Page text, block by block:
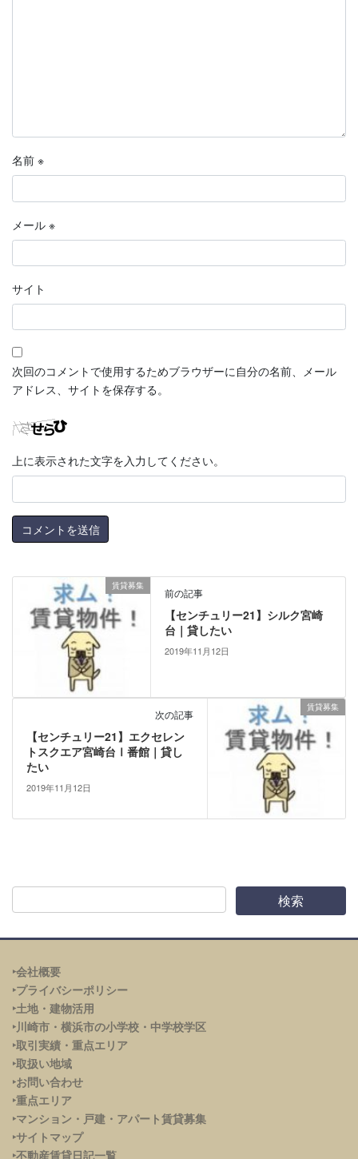
名前 ※
メール ※
サイト
次回のコメントで使用するためブラウザーに自分の名前、メール
アドレス、サイトを保存する。
上に表示された文字を入力してください。
賃貸募集
前の記事
【センチュリー21】シルク宮崎
台｜貸したい
2019年11月12日
賃貸募集
次の記事
【センチュリー21】エクセレン
トスクエア宮崎台Ⅰ番館｜貸し
たい
2019年11月12日
‣会社概要
‣プライバシーポリシー
‣土地・建物活用
‣川崎市・横浜市の小学校・中学校学区
‣取引実績・重点エリア
‣取扱い地域
‣お問い合わせ
‣重点エリア
‣マンション・戸建・アパート賃貸募集
‣サイトマップ
‣不動産賃貸日記一覧